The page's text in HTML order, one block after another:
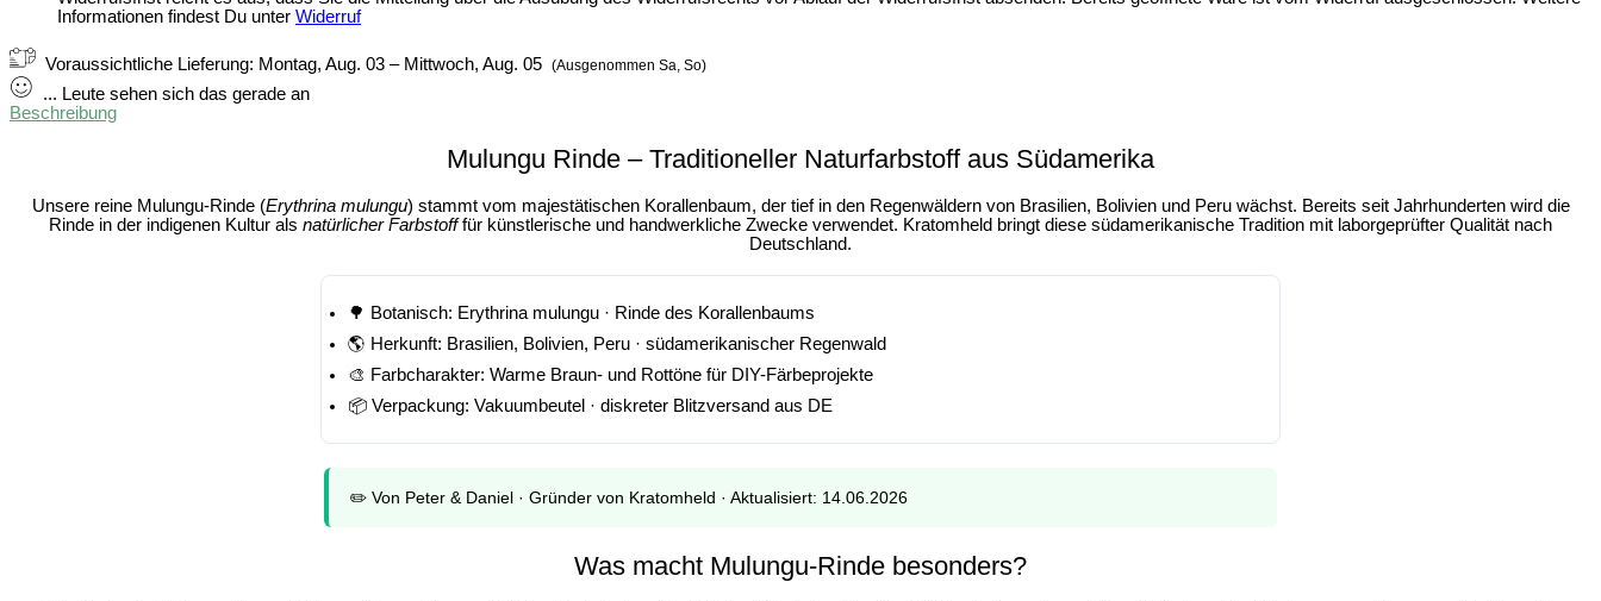
Informationen findest Du unter Widerruf
Voraussichtliche Lieferung: Montag, Aug. 03 – Mittwoch, Aug. 05 (Ausgenommen Sa, So)
... Leute sehen sich das gerade an
Beschreibung
Mulungu Rinde – Traditioneller Naturfarbstoff aus Südamerika
Unsere reine Mulungu-Rinde(Erythrina mulungu) stammt vom majestätischen Korallenbaum, der tief in den Regenwäldern von Brasilien, Bolivien und Peruwächst. Bereits seit Jahrhunderten wird die
Rinde in der indigenen Kultur als natürlicher Farbstofffür künstlerische und handwerkliche Zwecke verwendet. Kratomheld bringt diese südamerikanische Tradition mit laborgeprüfter Qualität nach
Deutschland.
🌳 Botanisch: Erythrina mulungu · Rinde des Korallenbaums
🌎 Herkunft: Brasilien, Bolivien, Peru · südamerikanischer Regenwald
🎨 Farbcharakter: Warme Braun- und Rottöne für DIY-Färbeprojekte
📦 Verpackung: Vakuumbeutel · diskreter Blitzversand aus DE
✏️ Von Peter & Daniel · Gründer von Kratomheld · Aktualisiert: 14.06.2026
Was macht Mulungu-Rinde besonders?